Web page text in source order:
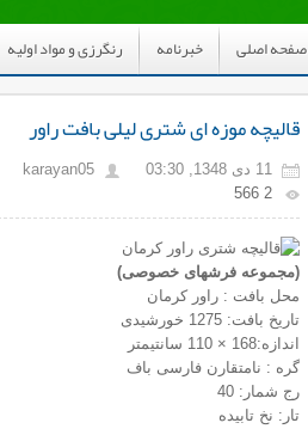
صفحه اصلی خبرنامه رنگرزی و مواد اولیه
قالیچه موزه ای شتری لیلی بافت راور
11 دی 1348, 03:30 karayan05
2 566
(مجموعه فرشهای خصوصی)
محل بافت : راور کرمان
تاریخ بافت: 1275 خورشیدی
اندازه:168 × 110 سانتیمتر
گره : نامتقارن فارسی باف
رج شمار: 40
تار: نخ تابیده